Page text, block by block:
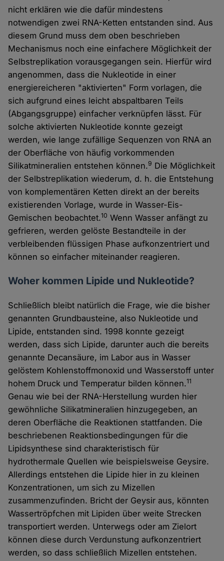
nicht erklären wie die dafür mindestens
notwendigen zwei RNA-Ketten entstanden sind. Aus
diesem Grund muss dem oben beschrieben
Mechanismus noch eine einfachere Möglichkeit der
Selbstreplikation vorausgegangen sein. Hierfür wird
angenommen, dass die Nukleotide in einer
energiereicheren "aktivierten" Form vorlagen, die
sich aufgrund eines leicht abspaltbaren Teils
(Abgangsgruppe) einfacher verknüpfen lässt. Für
solche aktivierten Nukleotide konnte gezeigt
werden, wie lange zufällige Sequenzen von RNA an
der Oberfläche von häufig vorkommenden
Silikatmineralien entstehen können.9 Die Möglichkeit
der Selbstreplikation wiederum, d. h. die Entstehung
von komplementären Ketten direkt an der bereits
existierenden Vorlage, wurde in Wasser-Eis-
Gemischen beobachtet.10 Wenn Wasser anfängt zu
gefrieren, werden gelöste Bestandteile in der
verbleibenden flüssigen Phase aufkonzentriert und
können so einfacher miteinander reagieren.
Woher kommen Lipide und Nukleotide?
Schließlich bleibt natürlich die Frage, wie die bisher
genannten Grundbausteine, also Nukleotide und
Lipide, entstanden sind. 1998 konnte gezeigt
werden, dass sich Lipide, darunter auch die bereits
genannte Decansäure, im Labor aus in Wasser
gelöstem Kohlenstoffmonoxid und Wasserstoff unter
hohem Druck und Temperatur bilden können.11
Genau wie bei der RNA-Herstellung wurden hier
gewöhnliche Silikatmineralien hinzugegeben, an
deren Oberfläche die Reaktionen stattfanden. Die
beschriebenen Reaktionsbedingungen für die
Lipidsynthese sind charakteristisch für
hydrothermale Quellen wie beispielsweise Geysire.
Allerdings entstehen die Lipide hier in zu kleinen
Konzentrationen, um sich zu Mizellen
zusammenzufinden. Bricht der Geysir aus, könnten
Wassertröpfchen mit Lipiden über weite Strecken
transportiert werden. Unterwegs oder am Zielort
können diese durch Verdunstung aufkonzentriert
werden, so dass schließlich Mizellen entstehen.